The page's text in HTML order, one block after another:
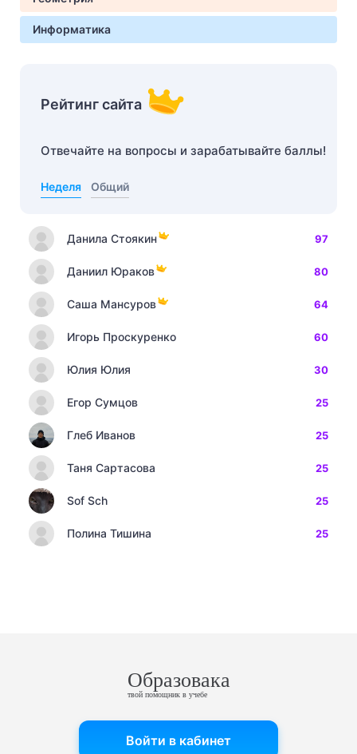
Информатика
Рейтинг сайта
Отвечайте на вопросы и зарабатывайте баллы!
Неделя Общий
Данила Стоякин 97
Даниил Юраков 80
Саша Мансуров 64
Игорь Проскуренко 60
Юлия Юлия 30
Егор Сумцов 25
Глеб Иванов 25
Таня Сартасова 25
Sof Sch 25
Полина Тишина 25
Образовака
твой помощник в учебе
Войти в кабинет